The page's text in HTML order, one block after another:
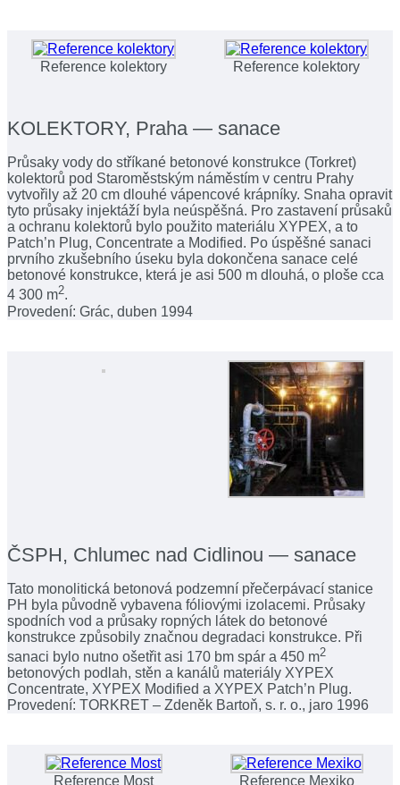
Reference kolektory Reference kolektory
KOLEKTORY, Praha — sanace
Průsaky vody do stříkané betonové konstrukce (Torkret)
kolektorů pod Staroměstským náměstím v centru Prahy
vytvořily až 20 cm dlouhé vápencové krápníky. Snaha opravit
tyto průsaky injektáží byla neúspěšná. Pro zastavení průsaků
a ochranu kolektorů bylo použito materiálu XYPEX, a to
Patch’n Plug, Concentrate a Modified. Po úspěšné sanaci
prvního zkušebního úseku byla dokončena sanace celé
betonové konstrukce, která je asi 500 m dlouhá, o ploše cca
4 300 m2.
Provedení: Grác, duben 1994
ČSPH, Chlumec nad Cidlinou — sanace
Tato monolitická betonová podzemní přečerpávací stanice
PH byla původně vybavena fóliovými izolacemi. Průsaky
spodních vod a průsaky ropných látek do betonové
konstrukce způsobily značnou degradaci konstrukce. Při
sanaci bylo nutno ošetřit asi 170 bm spár a 450 m2
betonových podlah, stěn a kanálů materiály XYPEX
Concentrate, XYPEX Modified a XYPEX Patch’n Plug.
Provedení: TORKRET – Zdeněk Bartoň, s. r. o., jaro 1996
Reference Most Reference Mexiko